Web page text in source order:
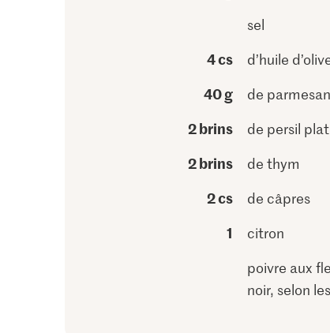
sel
4 cs d’huile
40 g de parmesan
2 brins de persil plat
2 brins de thym
2 cs de câpres
1
citron
poivre aux
noir, selon